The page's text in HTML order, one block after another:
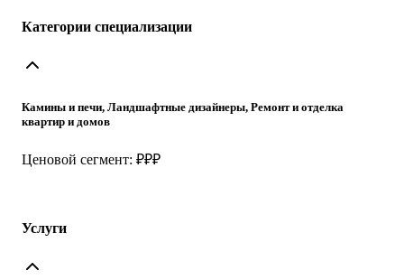
Категории специализации
Камины и печи, Ландшафтные дизайнеры, Ремонт и отделка
квартир и домов
Ценовой сегмент: ₽₽₽
Услуги